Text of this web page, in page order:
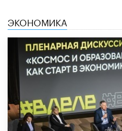
ЭКОНОМИКА